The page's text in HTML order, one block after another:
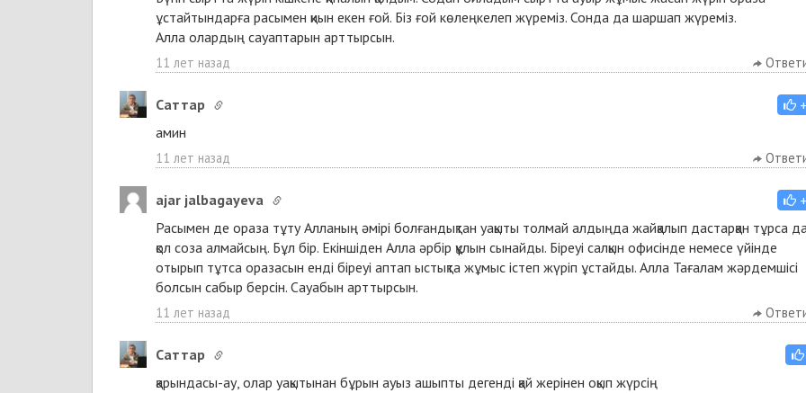
ұстайтындарға расымен қиын екен ғой. Біз ғой көлеңкелеп жүреміз. Сонда да шаршап жүреміз.
Алла олардың сауаптарын арттырсын.
11 лет назад
Cаттар
амин
11 лет назад
ajar jalbagayeva
Расымен де ораза тұту Алланың әмірі болғандықтан уақыты толмай алдыңда жайқалып дастарқан тұрса
қол соза алмайсың. Бұл бір. Екіншіден Алла әрбір құлын сынайды. Біреуі салқын офисінде немесе үйінде
отырып тұтса оразасын енді біреуі аптап ыстықта жұмыс істеп жүріп ұстайды. Алла Тағалам жәрдемшісі
болсын сабыр берсін. Сауабын арттырсын.
11 лет назад
Cаттар
қарындасы-ау, олар уақытынан бұрын ауыз ашыпты дегенді қай жерінен оқып жүрсің